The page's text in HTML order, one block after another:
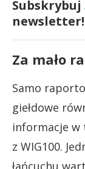
Subskrybuj
newsletter!
Za mało
Samo
giełdowe
informacje w
z WIG100.